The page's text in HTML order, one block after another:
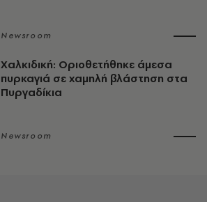
Newsroom
Χαλκιδική: Οριοθετήθηκε άμεσα
πυρκαγιά σε χαμηλή βλάστηση στα
Πυργαδίκια
Newsroom